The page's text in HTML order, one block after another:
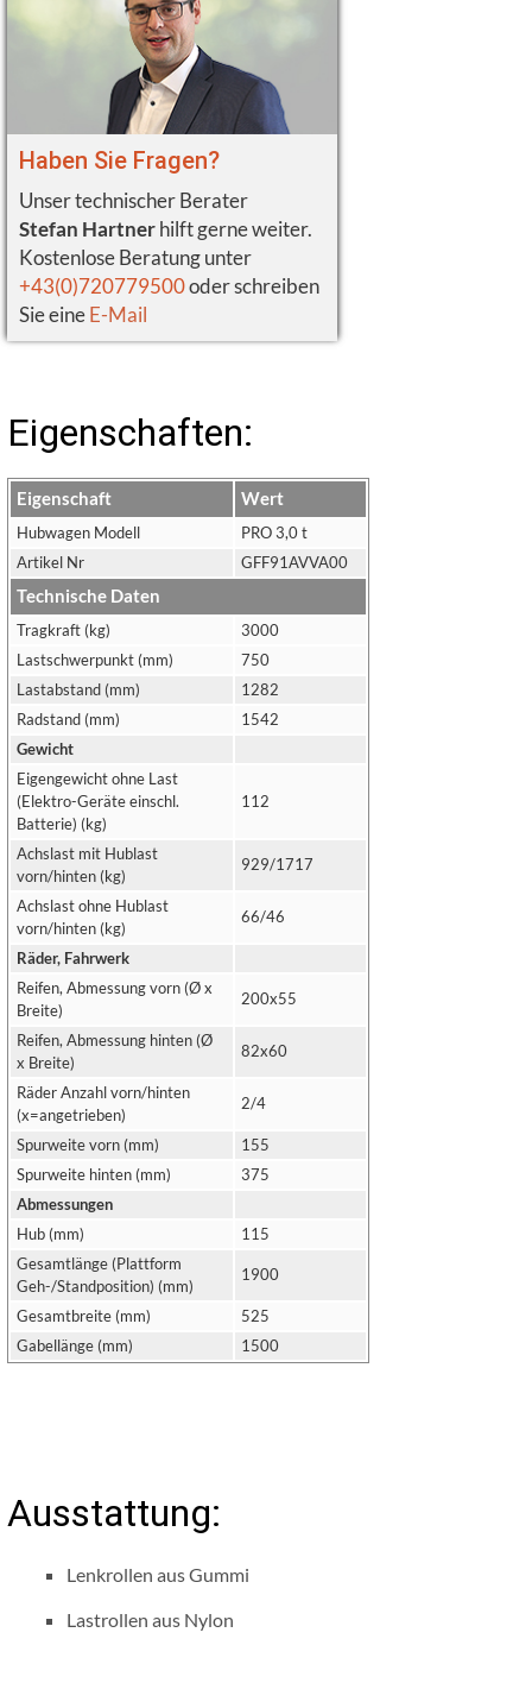
Haben Sie Fragen?
Unser technischer Berater
Stefan Hartnerhilft gerne weiter.
Kostenlose Beratung unter
+43(0)720779500oder schreiben
Sie eineE-Mail
Eigenschaften:
Eigenschaft Wert
Hubwagen Modell
PRO 3,0 t
Artikel Nr
GFF91AVVA00
Technische Daten
Tragkraft (kg)
3000
Lastschwerpunkt (mm)
750
Lastabstand (mm)
1282
Radstand (mm)
1542
Gewicht
Eigengewicht ohne Last
(Elektro-Geräte einschl.
Batterie) (kg)
112
Achslast mit Hublast
vorn/hinten (kg)
929/1717
Achslast ohne Hublast
vorn/hinten (kg)
66/46
Räder, Fahrwerk
Reifen, Abmessung vorn (Ø x
Breite)
200x55
Reifen, Abmessung hinten (Ø
x Breite)
82x60
Räder Anzahl vorn/hinten
(x=angetrieben)
2/4
Spurweite vorn (mm)
155
Spurweite hinten (mm)
375
Abmessungen
Hub (mm)
115
Gesamtlänge (Plattform
Geh-/Standposition) (mm)
1900
Gesamtbreite (mm)
525
Gabellänge (mm)
1500
Ausstattung:
Lenkrollen aus Gummi
Lastrollen aus Nylon